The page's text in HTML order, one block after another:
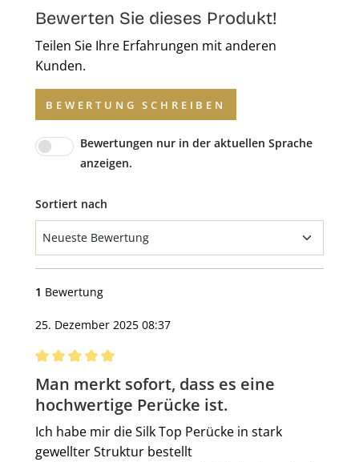
Bewerten Sie dieses Produkt!
Teilen Sie Ihre Erfahrungen mit anderen
Kunden.
BEWERTUNG SCHREIBEN
Bewertungen nur in der aktuellen Sprache
anzeigen.
Sortiert nach
1 Bewertung
25. Dezember 2025 08:37
Bewertung mit 5 von 5 Sternen
Man merkt sofort, dass es eine
hochwertige Perücke ist.
Ich habe mir die Silk Top Perücke in stark
gewellter Struktur bestellt